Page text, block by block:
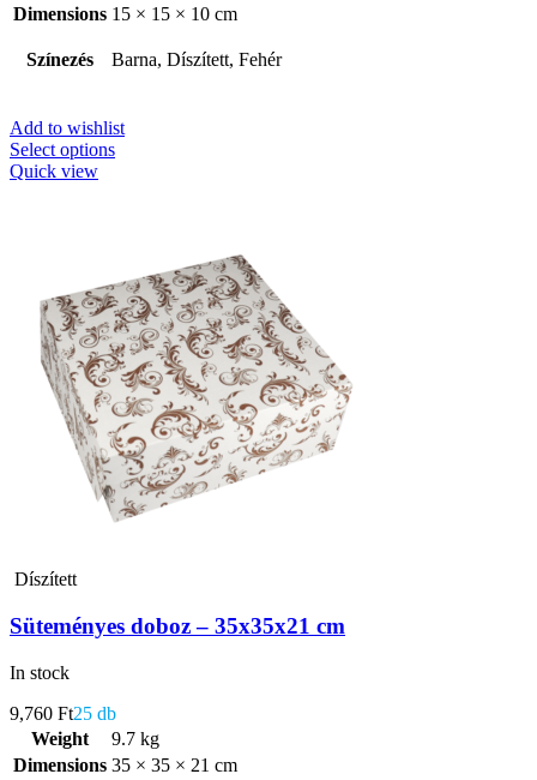
Dimensions 15 × 15 × 10 cm
Színezés Barna, Díszített, Fehér
Add to wishlist
Select options
Quick view
Díszített
Süteményes doboz – 35x35x21 cm
In stock
9,760 Ft25 db
Weight
9.7 kg
Dimensions 35 × 35 × 21 cm